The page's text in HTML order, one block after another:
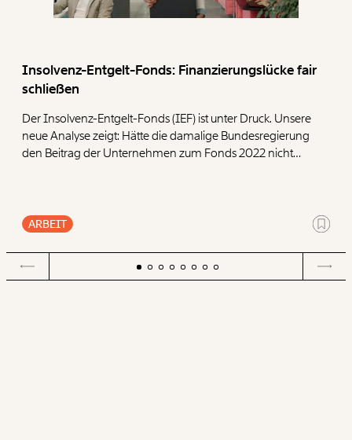
1/3
Insolvenz-Entgelt-Fonds: Finanzierungslücke fair
schließen
Der Insolvenz-Entgelt-Fonds (IEF) ist unter Druck. Unsere
neue Analyse zeigt: Hätte die damalige Bundesregierung
den Beitrag der Unternehmen zum Fonds 2022 nicht
ARBEIT